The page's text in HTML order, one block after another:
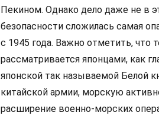
Пекином. Однако дело даже не в
безопасности сложилась самая
с 1945 года. Важно отметить, что
рассматривается японцами, как
японской так называемой Белой
китайской армии, морскую
расширение военно-морских